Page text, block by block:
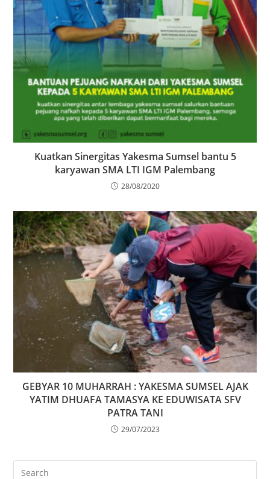
Kuatkan Sinergitas Yakesma Sumsel bantu 5
karyawan SMA LTI IGM Palembang
28/08/2020
GEBYAR 10 MUHARRAH : YAKESMA SUMSEL AJAK
YATIM DHUAFA TAMASYA KE EDUWISATA SFV
PATRA TANI
29/07/2023